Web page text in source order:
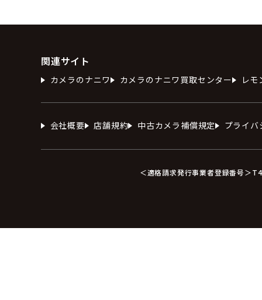
関連サイト
カメラのナニワ カメラのナニワ買取センター レモ
会社概要 店舗規約 中古カメラ補償規定 プライ
＜適格請求発行事業者登録番号＞